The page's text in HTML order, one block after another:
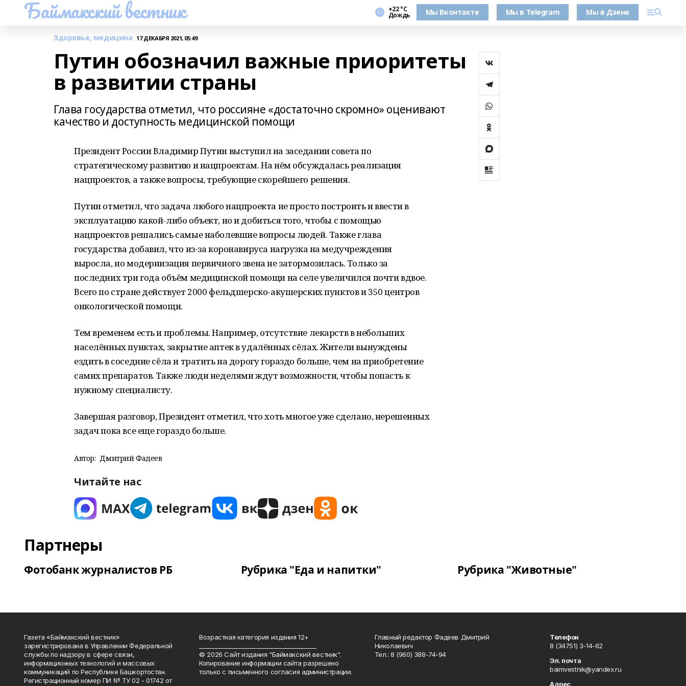
Баймакский вестник +22 °С
Дождь Мы Вконтакте Мы в Telegram Мы в Дзене
Здоровье, медицина 17 ДЕКАБРЯ 2021, 05:49
Путин обозначил важные приоритеты
в развитии страны
Глава государства отметил, что россияне «достаточно скромно» оценивают
качество и доступность медицинской помощи
Президент России Владимир Путин выступил на заседании совета по
стратегическому развитию и нацпроектам. На нём обсуждалась реализация
нацпроектов, а также вопросы, требующие скорейшего решения.
Путин отметил, что задача любого нацпроекта не просто построить и ввести в
эксплуатацию какой-либо объект, но и добиться того, чтобы с помощью
нацпроектов решались самые наболевшие вопросы людей. Также глава
государства добавил, что из-за коронавируса нагрузка на медучреждения
выросла, но модернизация первичного звена не затормозилась. Только за
последних три года объём медицинской помощи на селе увеличился почти вдвое.
Всего по стране действует 2000 фельдшерско-акушерских пунктов и 350 центров
онкологической помощи.
Тем временем есть и проблемы. Например, отсутствие лекарств в небольших
населённых пунктах, закрытие аптек в удалённых сёлах. Жители вынуждены
ездить в соседние сёла и тратить на дорогу гораздо больше, чем на приобретение
самих препаратов. Также люди неделями ждут возможности, чтобы попасть к
нужному специалисту.
Завершая разговор, Президент отметил, что хоть многое уже сделано, нерешенных
задач пока все еще гораздо больше.
Автор: Дмитрий Фадеев
Читайте нас
Партнеры
Фотобанк журналистов РБ Рубрика "Еда и напитки" Рубрика "Животные"
Газета «Баймакский вестник»
зарегистрирована в Управлении Федеральной
службы по надзору в сфере связи,
информационных технологий и массовых
коммуникаций по Республике Башкортостан.
Регистрационный номер ПИ № ТУ 02 - 01742 от
Возрастная категория издания 12+
© 2026 Сайт издания "Баймакский вестник".
Копирование информации сайта разрешено
только с письменного согласия администрации.
Главный редактор Фадеев Дмитрий
Николаевич
Тел.: 8 (960) 388-74-94
Телефон
8 (34751) 3-14-62
Эл. почта
baimvestnik@yandex.ru
Адрес